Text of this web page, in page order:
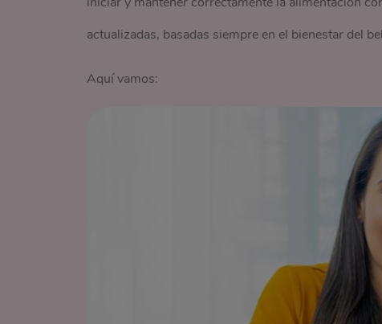
actualizadas, basadas siempre en el bienestar del
Aquí vamos: